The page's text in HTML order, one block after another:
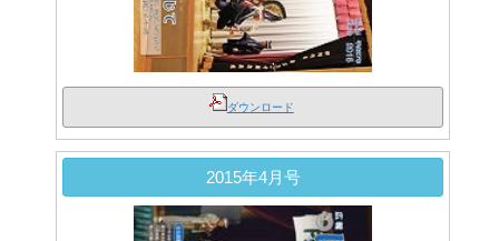
ダウンロード
2015年4月号